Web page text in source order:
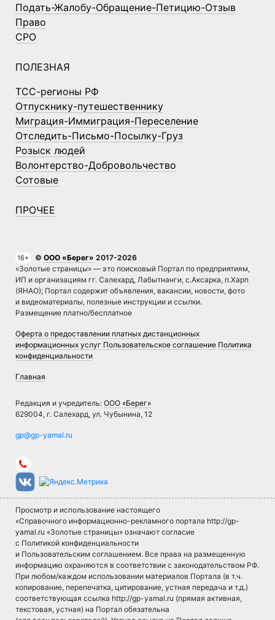
Подать-Жалобу-Обращение-Петицию-Отзыв
Право
СРО
ПОЛЕЗНАЯ
ТСС-регионы РФ
Отпускнику-путешественнику
Миграция-Иммиграция-Переселение
Отследить-Письмо-Посылку-Груз
Розыск людей
Волонтерство-Добровольчество
Сотовые
ПРОЧЕЕ
16+ © ООО «Берег» 2017-2026
«Золотые страницы» — это поисковый Портал по предприятиям,
ИП и организациям гг. Салехард, Лабытнанги, с.Аксарка, п.Харп
(ЯНАО); Портал содержит объявления, вакансии, новости, фото
и видеоматериалы, полезные инструкции и ссылки.
Размещение платно/бесплатное
Оферта о предоставлении платных дистанционных
информационных услуг Пользовательское соглашение Политика
конфиденциальности
Главная
Редакция и учредитель: ООО «Берег»
629004, г. Салехард, ул. Чубынина, 12
Просмотр и использование настоящего
«Справочного информационно-рекламного портала http://gp-
yamal.ru «Золотые страницы» означают согласие
с Политикой конфиденциальности
и Пользовательским соглашением. Все права на размещенную
информацию охраняются в соответствии с законодательством РФ.
При любом/каждом использовании материалов Портала (в т.ч.
копирование, перепечатка, цитирование, устная передача и т.д.)
соответствующая ссылка http://gp-yamal.ru (прямая активная,
текстовая, устная) на Портал обязательна